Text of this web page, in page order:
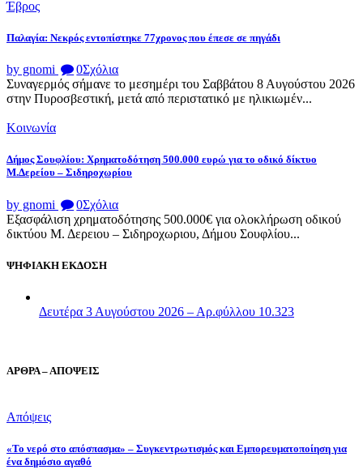
Έβρος
Παλαγία: Νεκρός εντοπίστηκε 77χρονος που έπεσε σε πηγάδι
by gnomi 0Σχόλια
Συναγερμός σήμανε το μεσημέρι του Σαββάτου 8 Αυγούστου 2026
στην Πυροσβεστική, μετά από περιστατικό με ηλικιωμέν...
Κοινωνία
Δήμος Σουφλίου: Χρηματοδότηση 500.000 ευρώ για το οδικό δίκτυο
Μ.Δερείου – Σιδηροχωρίου
by gnomi 0Σχόλια
Εξασφάλιση χρηματοδότησης 500.000€ για ολοκλήρωση οδικού
δικτύου Μ. Δερειου – Σιδηροχωριου, Δήμου Σουφλίου...
ΨΗΦΙΑΚΗ ΕΚΔΟΣΗ
Δευτέρα 3 Αυγούστου 2026 – Αρ.φύλλου 10.323
ΑΡΘΡΑ – ΑΠΟΨΕΙΣ
Απόψεις
«Το νερό στο απόσπασμα» – Συγκεντρωτισμός και Εμπορευματοποίηση για
ένα δημόσιο αγαθό